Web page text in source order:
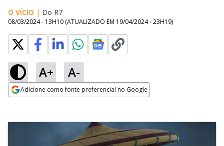
O VÍCIO | Do R7
08/03/2024 - 13H10 (ATUALIZADO EM 19/04/2024 - 23H19)
A+ A-
Adicione como fonte preferencial no Google